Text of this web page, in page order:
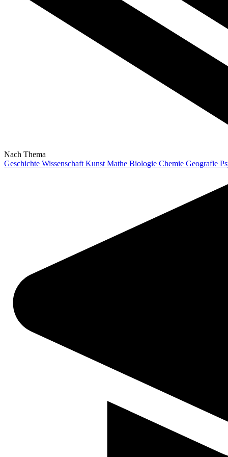
Nach Thema
Geschichte Wissenschaft Kunst Mathe Biologie Chemie Geografie